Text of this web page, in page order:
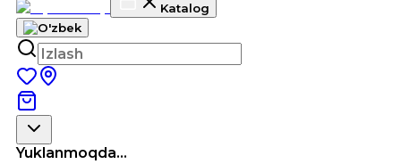
Katalog
Yuklanmoqda...